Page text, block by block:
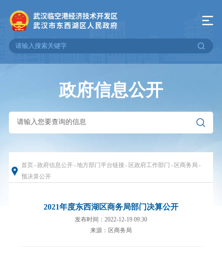
政府信息公开
首页-政府信息公开-地方部门平台链接- 区政府工作部门 - 区商务局 -
预决算公开
2021年度东西湖区商务局部门决算公开
发布时间：2022-12-19 09:30
来源：区商务局